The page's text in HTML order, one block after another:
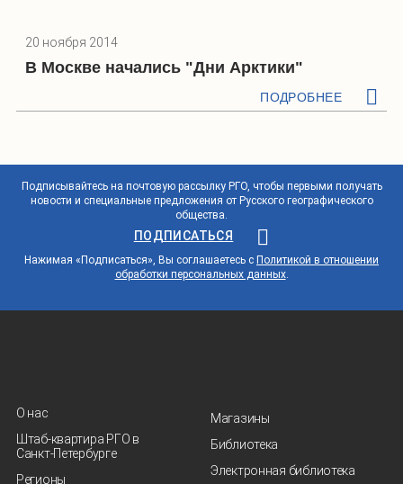
20 ноября 2014
В Москве начались "Дни Арктики"
ПОДРОБНЕЕ
Подписывайтесь на почтовую рассылку РГО, чтобы первыми получать
новости и специальные предложения от Русского географического
общества.
ПОДПИСАТЬСЯ
Нажимая «Подписаться», Вы соглашаетесь с Политикой в отношении
обработки персональных данных.
О нас
Штаб-квартира РГО в
Санкт‑Петербурге
Регионы
Магазины
Библиотека
Электронная библиотека